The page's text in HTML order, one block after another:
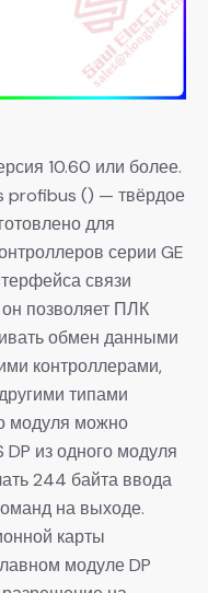
10.60 или более.
profibus () — твёрдое
для
серии GE
связи
он позволяет ПЛК
обмен данными
контроллерами,
типами
модуля можно
DP из одного модуля
244 байта ввода
на выходе.
карты
модуле DP